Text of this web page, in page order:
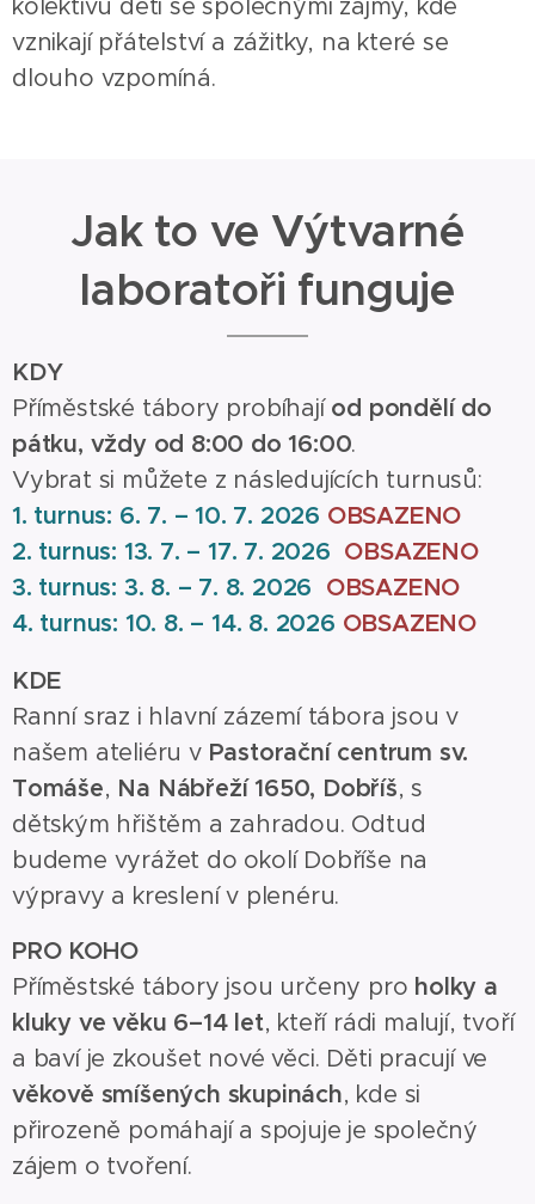
kolektivu dětí se společnými zájmy, kde
vznikají přátelství a zážitky, na které se
dlouho vzpomíná.
Jak to ve Výtvarné
laboratoři funguje
KDY
Příměstské tábory probíhají od pondělí do
pátku, vždy od 8:00 do 16:00.
Vybrat si můžete z následujících turnusů:
1. turnus: 6. 7. – 10. 7. 2026 OBSAZENO
2. turnus: 13. 7. – 17. 7. 2026 OBSAZENO
3. turnus: 3. 8. – 7. 8. 2026 OBSAZENO
4. turnus: 10. 8. – 14. 8. 2026 OBSAZENO
KDE
Ranní sraz i hlavní zázemí tábora jsou v
našem ateliéru v Pastorační centrum sv.
Tomáše, Na Nábřeží 1650, Dobříš, s
dětským hřištěm a zahradou. Odtud
budeme vyrážet do okolí Dobříše na
výpravy a kreslení v plenéru.
PRO KOHO
Příměstské tábory jsou určeny pro holky a
kluky ve věku 6–14 let, kteří rádi malují, tvoří
a baví je zkoušet nové věci. Děti pracují ve
věkově smíšených skupinách, kde si
přirozeně pomáhají a spojuje je společný
zájem o tvoření.